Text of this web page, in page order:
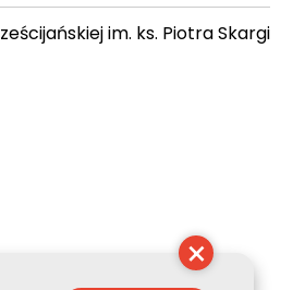
im. ks. Piotra Skargi
×